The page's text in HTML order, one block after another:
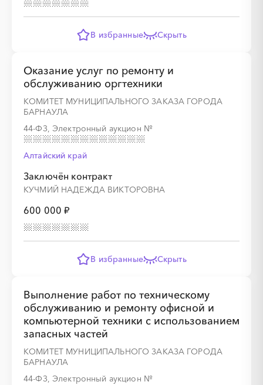
В избранные Скрыть
Оказание услуг по ремонту и
обслуживанию оргтехники
КОМИТЕТ МУНИЦИПАЛЬНОГО ЗАКАЗА ГОРОДА
БАРНАУЛА
44-ФЗ, Электронный аукцион №
Алтайский край
Заключён контракт
КУЧМИЙ НАДЕЖДА ВИКТОРОВНА
600 000 ₽
В избранные Скрыть
Выполнение работ по техническому
обслуживанию и ремонту офисной и
компьютерной техники с использованием
запасных частей
КОМИТЕТ МУНИЦИПАЛЬНОГО ЗАКАЗА ГОРОДА
БАРНАУЛА
44-ФЗ, Электронный аукцион №
░
░
░
░
░